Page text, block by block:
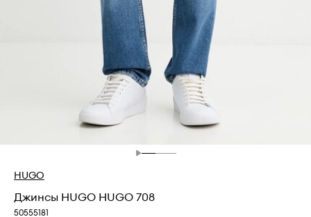
HUGO
Джинсы HUGO HUGO 708
50555181